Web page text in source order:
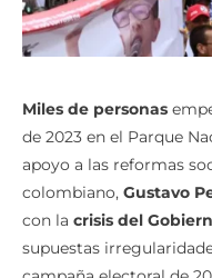
Miles de personas
de 2023 en el Parque
apoyo a las reformas
colombiano, Gustavo
con la crisis del
supuestas